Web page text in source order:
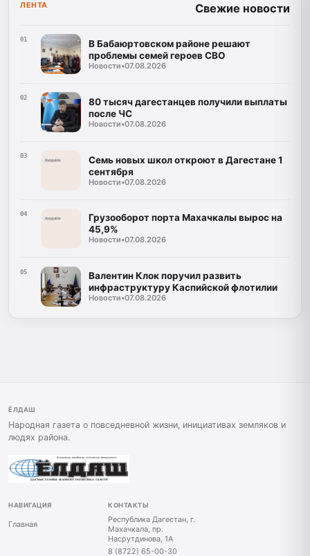
ЛЕНТА Свежие новости
01
В Бабаюртовском районе решают
проблемы семей героев СВО
Новости•07.08.2026
02
80 тысяч дагестанцев получили выплаты
после ЧС
Новости•07.08.2026
03
Семь новых школ откроют в Дагестане 1
сентября
Новости•07.08.2026
04
Грузооборот порта Махачкалы вырос на
45,9%
Новости•07.08.2026
05
Валентин Клок поручил развить
инфраструктуру Каспийской флотилии
Новости•07.08.2026
ЁЛДАШ
Народная газета о повседневной жизни, инициативах земляков и
людях района.
НАВИГАЦИЯ
Главная
КОНТАКТЫ
Республика Дагестан, г.
Махачкала, пр.
Насрутдинова, 1А
8 (8722) 65-00-30